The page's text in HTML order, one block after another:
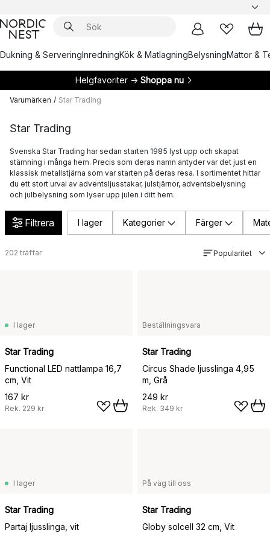
Dukning & ServeringInredningKök & MatlagningBelysningMattor &
Helgfavoriter → Shoppa nu
Varumärken / Star Trading
Star Trading
Svenska Star Trading har sedan starten 1985 lyst upp och skapat
stämning i många hem. Precis som deras namn antyder var det just en
klassisk metallstjärna som var starten på deras resa. I sortimentet hittar
du ett stort urval av adventsljusstakar, julstjärnor, adventsbelysning
och julbelysning som lyser upp julen i ditt hem.
Filtrera I lager Kategorier Färger
202 träffar Popularitet
I lager
Star Trading
Functional LED nattlampa 16,7
cm, Vit
167 kr
Rek. 229 kr
Beställningsvara
Star Trading
Circus Shade ljusslinga 4,95
m, Grå
249 kr
Rek. 349 kr
I lager
Star Trading
Partaj ljusslinga, vit
På väg till oss
Star Trading
Globy solcell 32 cm, Vit